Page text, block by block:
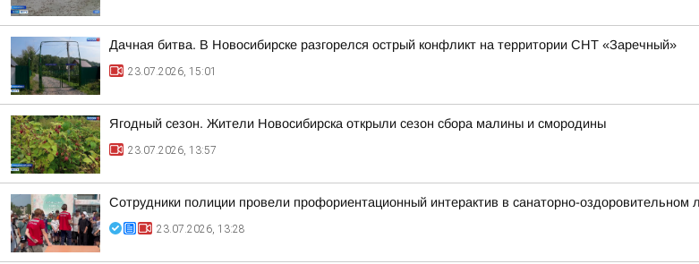
Дачная битва. В Новосибирске разгорелся острый конфликт на территории СНТ «Заречный»
23.07.2026, 15:01
Ягодный сезон. Жители Новосибирска открыли сезон сбора малины и смородины
23.07.2026, 13:57
Сотрудники полиции провели профориентационный интерактив в санаторно-оздоровительном
23.07.2026, 13:28